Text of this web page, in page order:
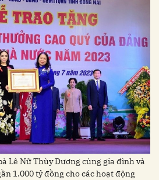
Lê Nữ Thùy Dương cùng gia đình và
1.000 tỷ đồng cho các hoạt động